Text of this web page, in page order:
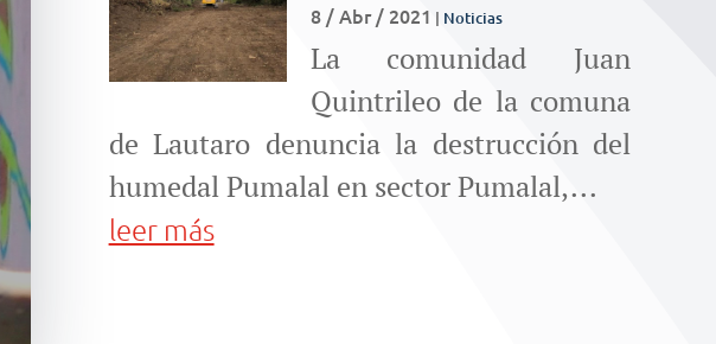
8 / Abr / 2021 | Noticias
La comunidad Juan
Quintrileo de la comuna
de Lautaro denuncia la destrucción del
humedal Pumalal en sector Pumalal,...
leer más